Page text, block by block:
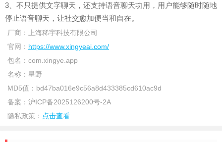
3、不只提供文字聊天，还支持语音聊天功用，用户能够随时随地
停止语音聊天，让社交愈加便当和自在。
厂商：
上海稀宇科技有限公司
官网： https://www.xingyeai.com/
包名： com.xingye.app
名称： 星野
MD5值： bd47ba016e9c56a8d433385cd610ac9d
备案： 沪ICP备2025126200号-2A
隐私政策： 点击查看